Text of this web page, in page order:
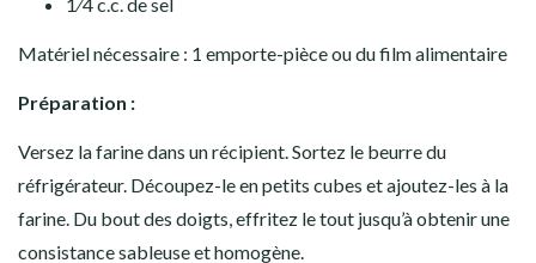
1⁄4 c.c. de sel
Matériel nécessaire : 1 emporte-pièce ou du film alimentaire
Préparation :
Versez la farine dans un récipient. Sortez le beurre du
réfrigérateur. Découpez-le en petits cubes et ajoutez-les à la
farine. Du bout des doigts, effritez le tout jusqu’à obtenir une
consistance sableuse et homogène.